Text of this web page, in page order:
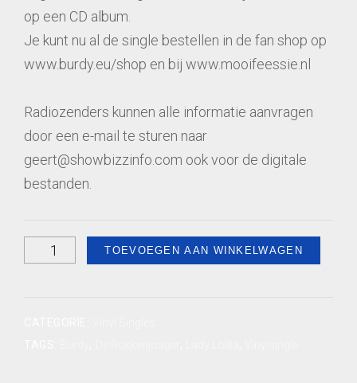
op een CD album.
Je kunt nu al de single bestellen in de fan shop op
www.burdy.eu/shop en bij www.mooifeessie.nl
Radiozenders kunnen alle informatie aanvragen
door een e-mail te sturen naar
geert@showbizzinfo.com ook voor de digitale
bestanden.
Lady
TOEVOEGEN AAN WINKELWAGEN